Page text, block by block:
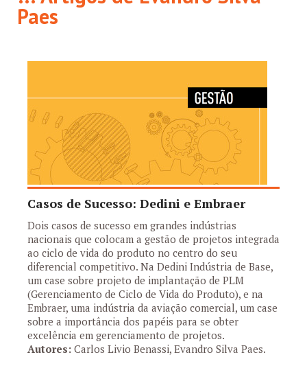
Paes
Casos de Sucesso: Dedini e Embraer
Dois casos de sucesso em grandes indústrias
nacionais que colocam a gestão de projetos integrada
ao ciclo de vida do produto no centro do seu
diferencial competitivo. Na Dedini Indústria de Base,
um case sobre projeto de implantação de PLM
(Gerenciamento de Ciclo de Vida do Produto), e na
Embraer, uma indústria da aviação comercial, um case
sobre a importância dos papéis para se obter
excelência em gerenciamento de projetos.
Autores: Carlos Livio Benassi, Evandro Silva Paes.